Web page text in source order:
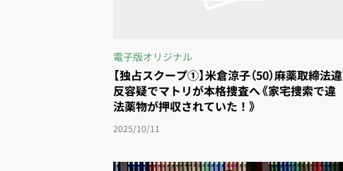
電子版オリジナル
【独占スクープ①】米倉涼子（50）麻薬取締法違
反容疑でマトリが本格捜査へ《家宅捜索で違
法薬物が押収されていた！》
2025/10/11